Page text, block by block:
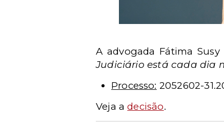
A advogada Fátima
Judiciário está cada dia
Processo: 2052602-
Veja adecisão.